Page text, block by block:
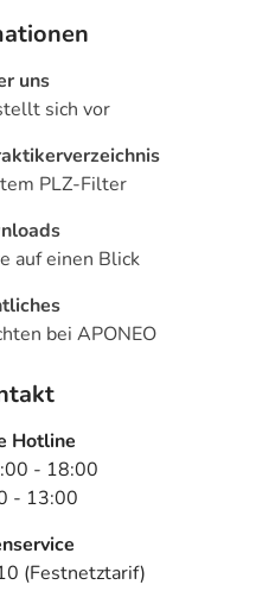
zum Nierenversagen
und Harnstoff)
uns
sich vor
PLZ-Filter
auf einen Blick
bei APONEO
Hotline
- 18:00
- 13:00
(Festnetztarif)